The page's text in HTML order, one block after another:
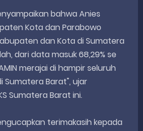
bahwa Anies
Kota dan Parabowo
dan Kota di Sumatera
dari data masuk 68,29% se
merajai di hampir seluruh
Sumatera Barat", ujar
Sumatera Barat ini.
terimakasih kepada